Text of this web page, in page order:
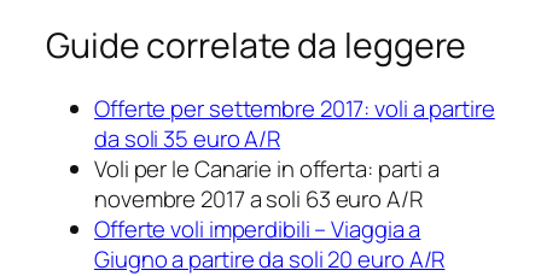
Guide correlate da leggere
Offerte per settembre 2017: voli a partire
da soli 35 euro A/R
Voli per le Canarie in offerta: parti a
novembre 2017 a soli 63 euro A/R
Offerte voli imperdibili – Viaggia a
Giugno a partire da soli 20 euro A/R